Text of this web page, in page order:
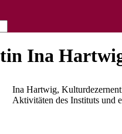
Ina
Ina Hartwig,
Aktivitäten des Instituts und